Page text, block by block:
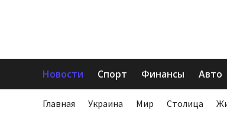
Новости Спорт Финансы Авто
Главная Украина Мир Столица